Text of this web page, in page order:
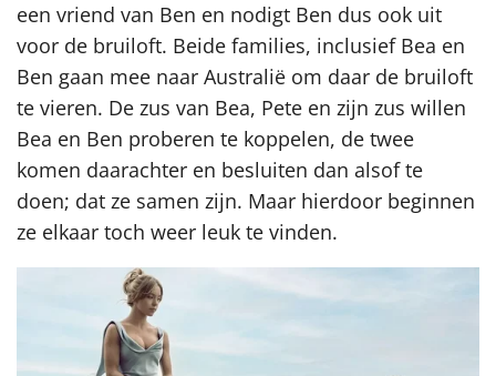
een vriend van Ben en nodigt Ben dus ook uit
voor de bruiloft. Beide families, inclusief Bea en
Ben gaan mee naar Australië om daar de bruiloft
te vieren. De zus van Bea, Pete en zijn zus willen
Bea en Ben proberen te koppelen, de twee
komen daarachter en besluiten dan alsof te
doen; dat ze samen zijn. Maar hierdoor beginnen
ze elkaar toch weer leuk te vinden.